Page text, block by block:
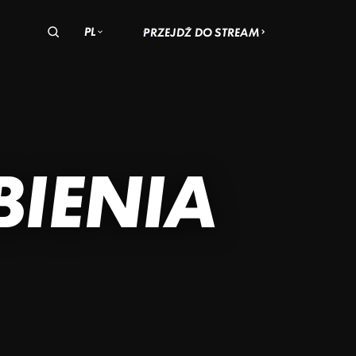
PL PRZEJDŹ DO STREAM